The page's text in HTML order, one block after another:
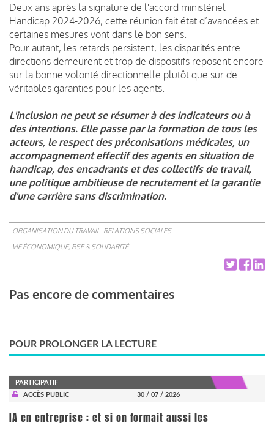
Deux ans après la signature de l'accord ministériel
Handicap 2024-2026, cette réunion fait état d’avancées et
certaines mesures vont dans le bon sens.
Pour autant, les retards persistent, les disparités entre
directions demeurent et trop de dispositifs reposent encore
sur la bonne volonté directionnelle plutôt que sur de
véritables garanties pour les agents.
L'inclusion ne peut se résumer à des indicateurs ou à
des intentions. Elle passe par la formation de tous les
acteurs, le respect des préconisations médicales, un
accompagnement effectif des agents en situation de
handicap, des encadrants et des collectifs de travail,
une politique ambitieuse de recrutement et la garantie
d'une carrière sans discrimination.
ORGANISATION DU TRAVAIL RELATIONS SOCIALES
VIE ÉCONOMIQUE, RSE & SOLIDARITÉ
Pas encore de commentaires
POUR PROLONGER LA LECTURE
PARTICIPATIF
ACCÈS PUBLIC
30 / 07 / 2026
IA en entreprise : et si on formait aussi les